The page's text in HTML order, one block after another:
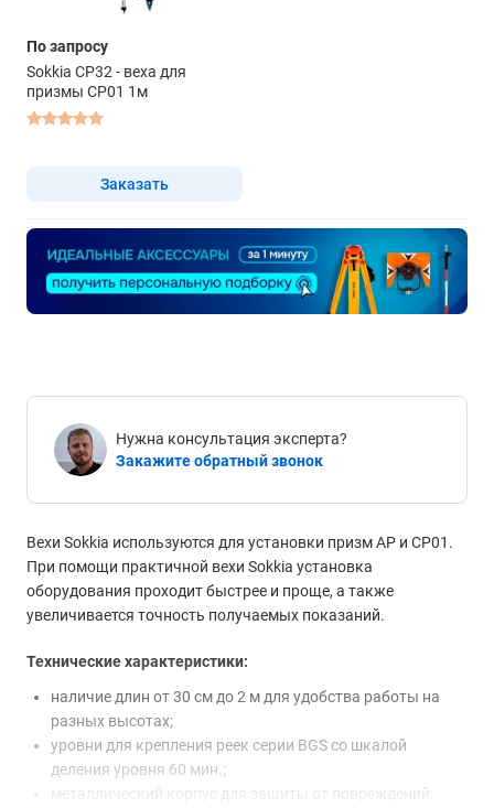
По запросу
Sokkia CP32 - веха для
призмы CP01 1м
Заказать
Нужна консультация эксперта?
Закажите обратный звонок
Вехи Sokkia используются для установки призм АР и СР01.
При помощи практичной вехи Sokkia установка
оборудования проходит быстрее и проще, а также
увеличивается точность получаемых показаний.
Технические характеристики:
наличие длин от 30 см до 2 м для удобства работы на
разных высотах;
уровни для крепления реек серии BGS со шкалой
деления уровня 60 мин.;
металлический корпус для защиты от повреждений;